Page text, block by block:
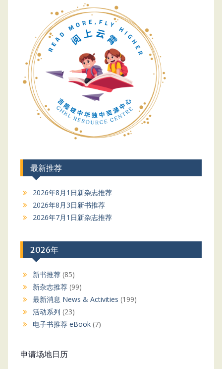
最新推荐
2026年8月1日新杂志推荐
2026年8月3日新书推荐
2026年7月1日新杂志推荐
2026年
新书推荐(85)
新杂志推荐(99)
最新消息 News & Activities (199)
活动系列 (23)
电子书推荐 eBook(7)
申请场地日历